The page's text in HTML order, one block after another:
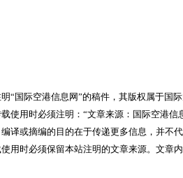
国际空港信息网”的稿件，其版权属于国
使用时必须注明：“文章来源：国际空港信
译或摘编的目的在于传递更多信息，并不
用时必须保留本站注明的文章来源。文章